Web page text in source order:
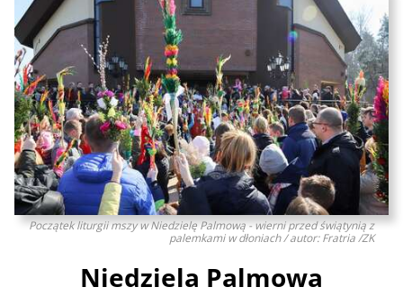
Początek liturgii mszy w Niedzielę Palmową - wierni przed świątynią z
palemkami w dłoniach / autor: Fratria /ZK
Niedziela Palmowa